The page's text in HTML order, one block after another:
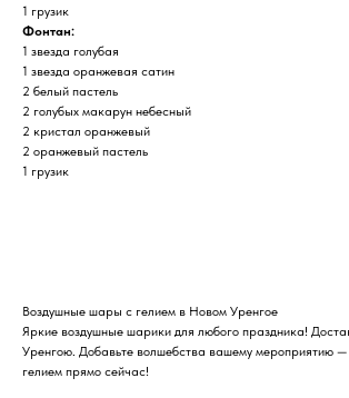
1 грузик
Фонтан:
1 звезда голубая
1 звезда оранжевая сатин
2 белый пастель
2 голубых макарун небесный
2 кристал оранжевый
2 оранжевый пастель
1 грузик
Воздушные шары с гелием в Новом Уренгое
Яркие воздушные шарики для любого праздника!
Уренгою. Добавьте волшебства вашему мероприятию
гелием прямо сейчас!